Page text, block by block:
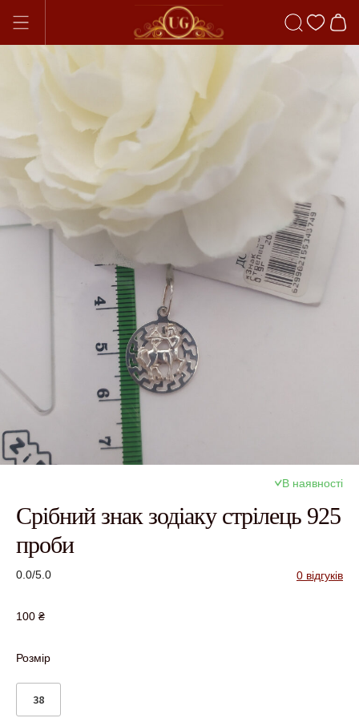
В наявності
Срібний знак зодіаку стрілець 925
проби
0.0/5.0 0 відгуків
100 ₴
Розмір
38